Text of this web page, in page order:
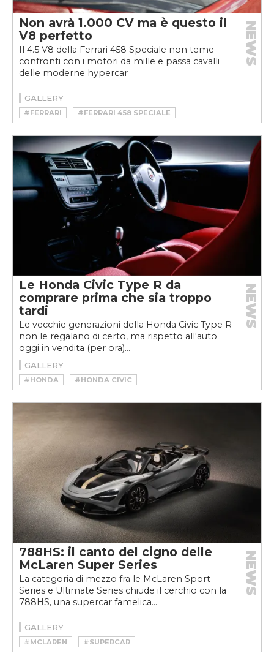
Non avrà 1.000 CV ma è questo il
V8 perfetto
Il 4.5 V8 della Ferrari 458 Speciale non teme
confronti con i motori da mille e passa cavalli
delle moderne hypercar
NEWS
GALLERY
#FERRARI #FERRARI 458 SPECIALE
Le Honda Civic Type R da
comprare prima che sia troppo
tardi
Le vecchie generazioni della Honda Civic Type R
non le regalano di certo, ma rispetto all'auto
oggi in vendita (per ora)...
NEWS
GALLERY
#HONDA
#HONDA CIVIC
#HONDA CIVIC TYPE R
788HS: il canto del cigno delle
McLaren Super Series
La categoria di mezzo fra le McLaren Sport
Series e Ultimate Series chiude il cerchio con la
788HS, una supercar famelica...
NEWS
GALLERY
#MCLAREN #SUPERCAR